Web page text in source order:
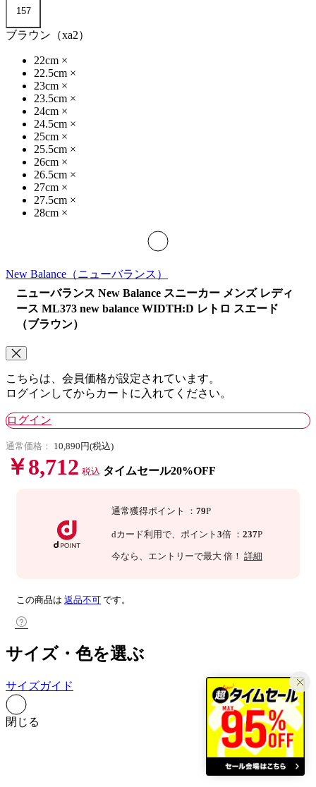
157
ブラウン（xa2）
22cm ×
22.5cm ×
23cm ×
23.5cm ×
24cm ×
24.5cm ×
25cm ×
25.5cm ×
26cm ×
26.5cm ×
27cm ×
27.5cm ×
28cm ×
New Balance （ニューバランス）
ニューバランス New Balance スニーカー メンズ レディ
ース ML373 new balance WIDTH:D レトロ スエード
（ブラウン）
こちらは、会員価格が設定されています。
ログインしてからカートに入れてください。
ログイン
通常価格： 10,890円(税込)
￥8,712 税込 タイムセール20%OFF
通常獲得ポイント ： 79P
dカード利用で、 ポイント 3倍 ： 237P
今なら 、エントリーで最大 倍！ 詳細
この商品は 返品不可 です。
サイズ・色を選ぶ
サイズガイド
閉じる